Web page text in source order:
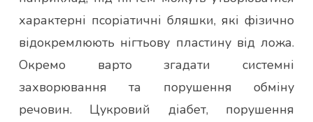
характерні псоріатичні бляшки, які фізично
відокремлюють нігтьову пластину від ложа.
Окремо варто згадати системні
захворювання та порушення обміну
речовин. Цукровий діабет, порушення